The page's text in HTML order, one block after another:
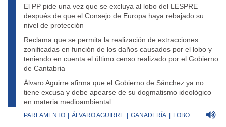
El PP pide una vez que se excluya al lobo del LESPRE
después de que el Consejo de Europa haya rebajado su
nivel de protección
Reclama que se permita la realización de extracciones
zonificadas en función de los daños causados por el lobo y
teniendo en cuenta el último censo realizado por el Gobierno
de Cantabria
Álvaro Aguirre afirma que el Gobierno de Sánchez ya no
tiene excusa y debe apearse de su dogmatismo ideológico
en materia medioambiental
PARLAMENTO ÁLVARO AGUIRRE GANADERÍA LOBO